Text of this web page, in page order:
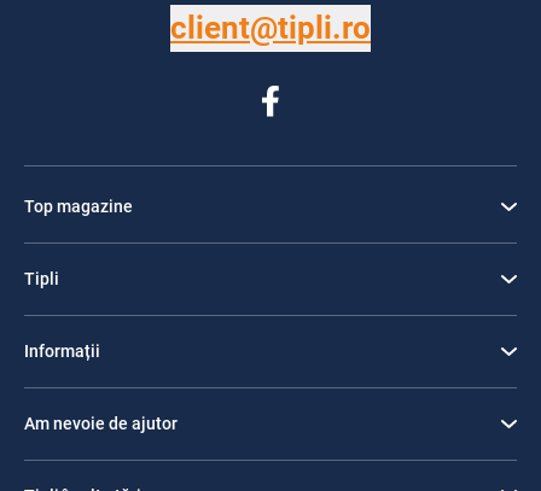
client@tipli.ro
Top magazine
Tipli
Informații
Am nevoie de ajutor